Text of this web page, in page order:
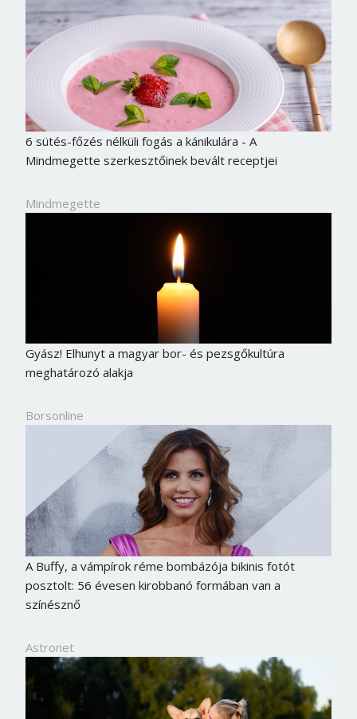
6 sütés-főzés nélküli fogás a kánikulára - A
Mindmegette szerkesztőinek bevált receptjei
Mindmegette
Gyász! Elhunyt a magyar bor- és pezsgőkultúra
meghatározó alakja
Borsonline
A Buffy, a vámpírok réme bombázója bikinis fotót
posztolt: 56 évesen kirobbanó formában van a
színésznő
Astronet